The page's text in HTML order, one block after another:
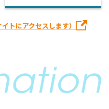
トにアクセスします）